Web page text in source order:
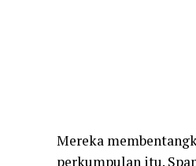
Mereka
perkumpulan itu.